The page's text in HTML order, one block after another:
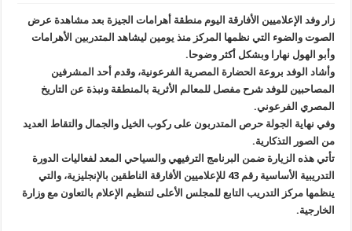
زار وفد الإعلاميين الأفارقة اليوم منطقة أهرامات الجيزة بعد مشاهدة عرض
الصوت والضوء التي نظمها المركز منذ يومين ليشاهد المتدربين الأهرامات
وأبو الهول نهارا وبشكل أكثر وضوحا.
وأشاد الوفد بروعة الحضارة المصرية الفرعونية، وقدم أحد المشرفين
المصاحبين للوفد شرح مفصل للمعالم الأثرية بالمنطقة ونبذة عن التاريخ
المصري الفرعوني.
وفي نهاية الجولة حرص المتدربون على ركوب الخيل والجمال والتقاط العديد
من الصور التذكارية.
تأتي هذه الزيارة ضمن البرنامج الترفيهي والسياحي المعد لفعاليات الدورة
التدريبية الأساسية رقم 43 للإعلاميين الأفارقة الناطقين بالإنجليزية، والتي
ينظمها مركز التدريب التابع للمجلس الأعلى لتنظيم الإعلام بالتعاون مع وزارة
الخارجية.